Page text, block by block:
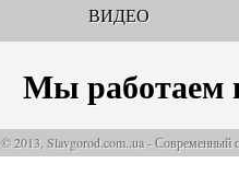
ВИДЕО
Мы работаем
© 2013, Slavgorod.com..ua - Современный